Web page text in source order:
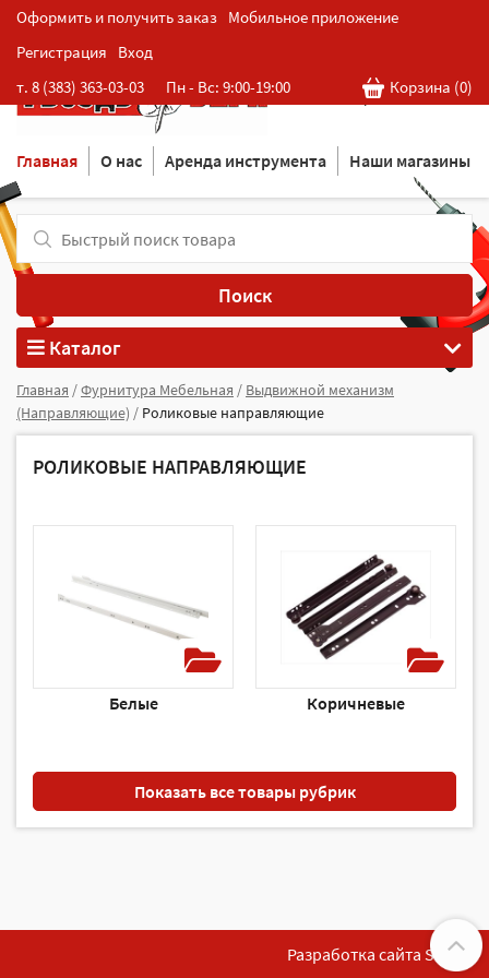
Оформить и получить заказ Мобильное приложение
Регистрация
Вход
т. 8 (383) 363-03-03
Пн - Вс: 9:00-19:00 Корзина (0)
Розничная cеть магазинов
в Новосибирске
Главная О нас Аренда инструмента Наши магазины
Поиск
Каталог
Главная /Фурнитура Мебельная / Выдвижной механизм
(Направляющие) / Роликовые направляющие
РОЛИКОВЫЕ НАПРАВЛЯЮЩИЕ
Белые Коричневые
Показать все товары рубрик
Разработка сайта SoftF1